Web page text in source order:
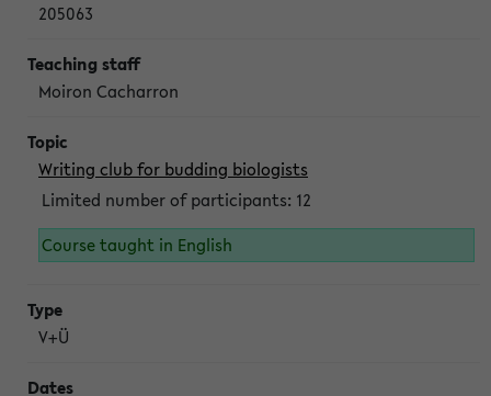
205063
Moiron Cacharron
Writing club for budding biologists
Limited number of participants: 12
Course taught in English
V+Ü